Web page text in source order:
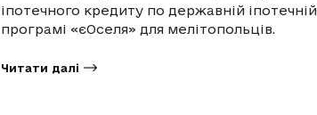
іпотечного кредиту по державній іпотечній
програмі «єОселя» для мелітопольців.
Читати далі